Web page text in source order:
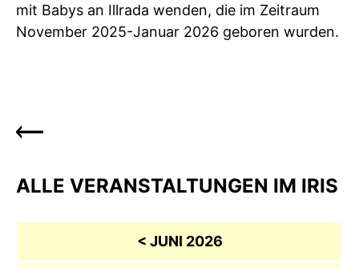
mit Babys an Illrada wenden, die im Zeitraum
November 2025-Januar 2026 geboren wurden.
ALLE VERANSTALTUNGEN IM IRIS
< JUNI 2026